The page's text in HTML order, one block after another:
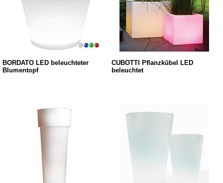
BORDATO LED beleuchteter
Blumentopf
CUBOTTI Pflanzkübel LED
beleuchtet